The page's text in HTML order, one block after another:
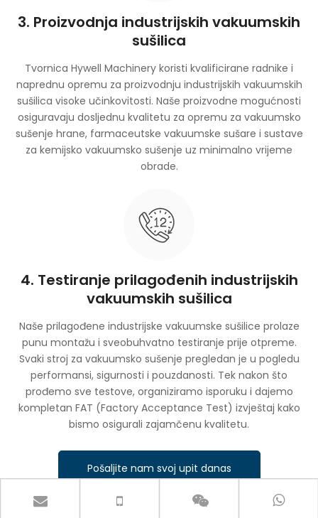
3. Proizvodnja industrijskih vakuumskih
sušilica
Tvornica Hywell Machinery koristi kvalificirane radnike i
naprednu opremu za proizvodnju industrijskih vakuumskih
sušilica visoke učinkovitosti. Naše proizvodne mogućnosti
osiguravaju dosljednu kvalitetu za opremu za vakuumsko
sušenje hrane, farmaceutske vakuumske sušare i sustave
za kemijsko vakuumsko sušenje uz minimalno vrijeme
obrade.
4. Testiranje prilagođenih industrijskih
vakuumskih sušilica
Naše prilagođene industrijske vakuumske sušilice prolaze
punu montažu i sveobuhvatno testiranje prije otpreme.
Svaki stroj za vakuumsko sušenje pregledan je u pogledu
performansi, sigurnosti i pouzdanosti. Tek nakon što
prođemo sve testove, organiziramo isporuku i dajemo
kompletan FAT (Factory Acceptance Test) izvještaj kako
bismo osigurali zajamčenu kvalitetu.
Pošaljite nam svoj upit danas